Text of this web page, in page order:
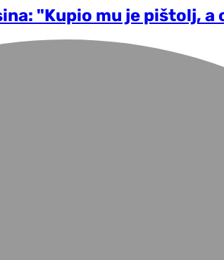
"Kupio mu je pištolj, a